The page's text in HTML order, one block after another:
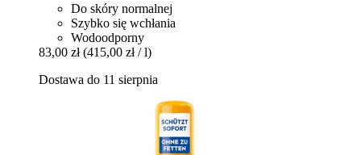
Do skóry normalnej
Szybko się wchłania
Wodoodporny
83,00 zł (415,00 zł / l)
Dostawa do 11 sierpnia